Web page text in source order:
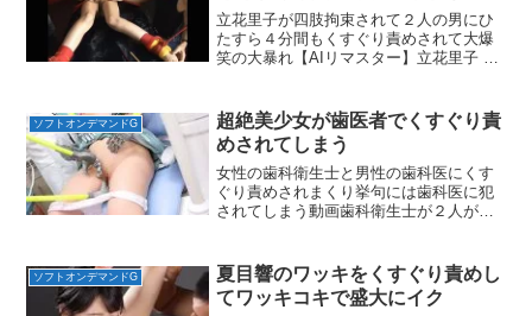
立花里子が四肢拘束されて２人の男にひ
たすら４分間もくすぐり責めされて大爆
笑の大暴れ【AIリマスター】立花里子 改
ソフトオンデマンドG
超絶美少女が歯医者でくすぐり責
めされてしまう
女性の歯科衛生士と男性の歯科医にくす
ぐり責めされまくり挙句には歯科医に犯
されてしまう動画歯科衛生士が２人がか
ソフトオンデマンドG
夏目響のワッキをくすぐり責めし
てワッキコキで盛大にイク